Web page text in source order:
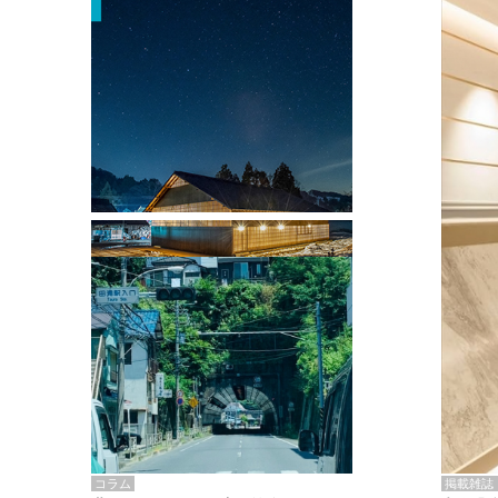
掲載雑誌
掲載雑誌・書籍
『街歩き研修「アールデコとモダニズ
ム、和風バロック」』のレポート記事が
掲載
コラム